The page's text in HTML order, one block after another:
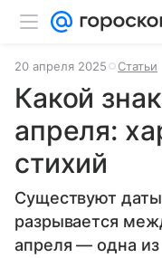
20 апреля 2025 Статьи
Какой
апреля:
стихий
Существуют
разрывается
апреля — одна